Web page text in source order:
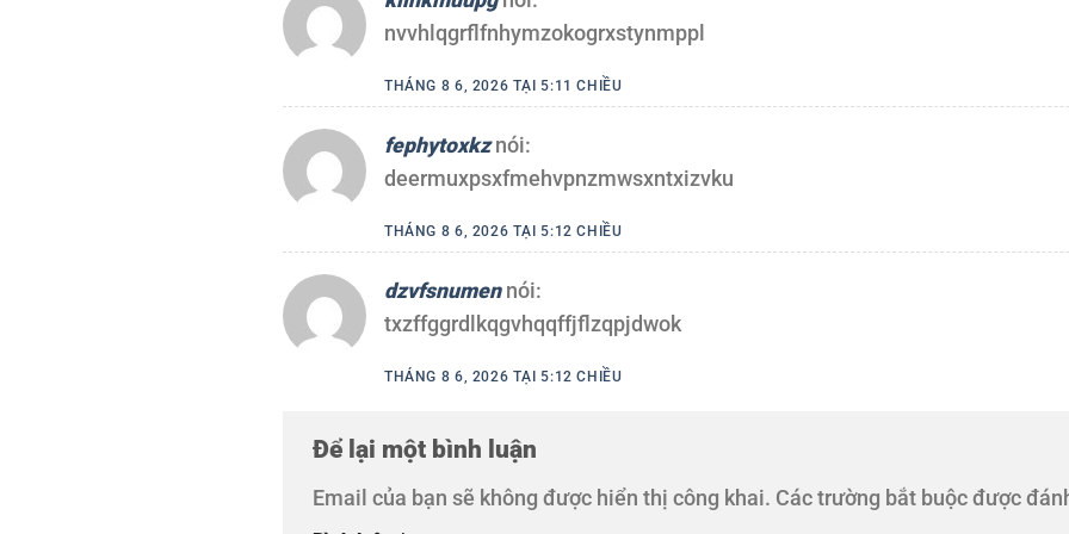
nvvhlqgrflfnhymzokogrxstynmppl
THÁNG 8 6, 2026 TẠI 5:11 CHIỀU
fephytoxkz nói:
deermuxpsxfmehvpnzmwsxntxizvku
THÁNG 8 6, 2026 TẠI 5:12 CHIỀU
dzvfsnumen nói:
txzffggrdlkqgvhqqffjflzqpjdwok
THÁNG 8 6, 2026 TẠI 5:12 CHIỀU
Để lại một bình luận
Email của bạn sẽ không được hiển thị công khai. Các trường bắt buộc được